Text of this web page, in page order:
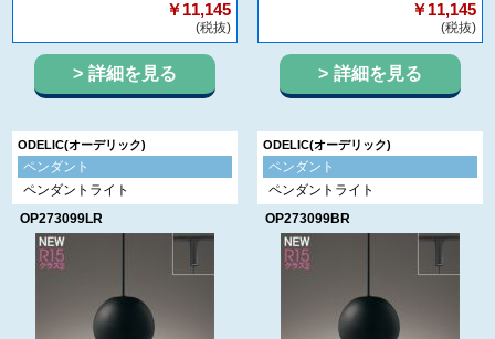
￥11,145
(税抜)
詳細を見る
￥11,145
(税抜)
詳細を見る
ODELIC(オーデリック)
ペンダント
ペンダントライト
OP273099LR
ODELIC(オーデリック)
ペンダント
ペンダントライト
OP273099BR